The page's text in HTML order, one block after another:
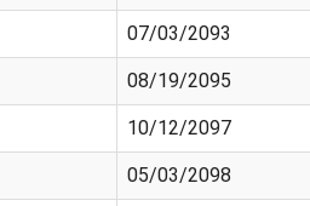
07/03/2093
08/19/2095
10/12/2097
05/03/2098